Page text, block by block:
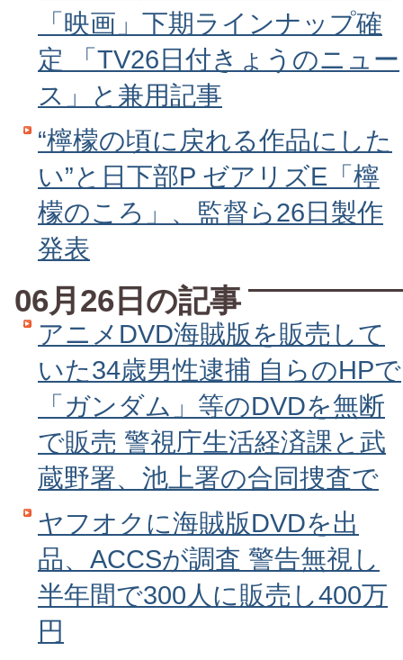
「映画」下期ラインナップ確
定 「TV26日付きょうのニュー
ス」と兼用記事
“檸檬の頃に戻れる作品にした
い”と日下部P ゼアリズE「檸
檬のころ」、監督ら26日製作
発表
06月26日の記事
アニメDVD海賊版を販売して
いた34歳男性逮捕 自らのHPで
「ガンダム」等のDVDを無断
で販売 警視庁生活経済課と武
蔵野署、池上署の合同捜査で
ヤフオクに海賊版DVDを出
品、ACCSが調査 警告無視し
半年間で300人に販売し400万
円